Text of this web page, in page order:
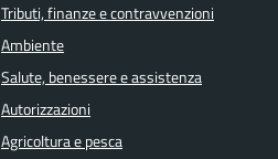
Tributi, finanze e contravvenzioni
Ambiente
Salute, benessere e assistenza
Autorizzazioni
Agricoltura e pesca